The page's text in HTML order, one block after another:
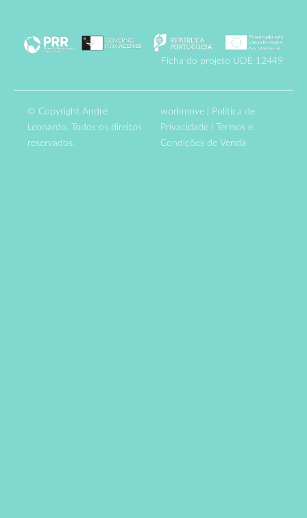
Ficha do projeto UDE 12449
© Copyright André
Leonardo. Todos os direitos
reservados.
workmove
Política de
Privacidade
Termos e
Condições de Venda